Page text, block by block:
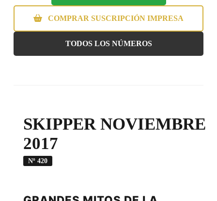
COMPRAR SUSCRIPCIÓN IMPRESA
TODOS LOS NÚMEROS
SKIPPER NOVIEMBRE
2017
Nº 420